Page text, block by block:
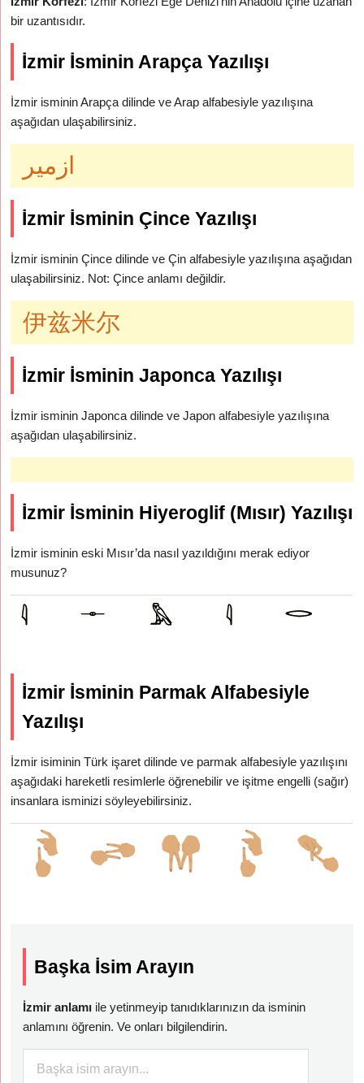
bir uzantısıdır.
İzmir İsminin Arapça Yazılışı
İzmir isminin Arapça dilinde ve Arap alfabesiyle yazılışına
aşağıdan ulaşabilirsiniz.
ازمير
İzmir İsminin Çince Yazılışı
İzmir isminin Çince dilinde ve Çin alfabesiyle yazılışına aşağıdan
ulaşabilirsiniz. Not: Çince anlamı değildir.
伊兹米尔
İzmir İsminin Japonca Yazılışı
İzmir isminin Japonca dilinde ve Japon alfabesiyle yazılışına
aşağıdan ulaşabilirsiniz.
İzmir İsminin Hiyeroglif (Mısır) Yazılışı
İzmir isminin eski Mısır’da nasıl yazıldığını merak ediyor
musunuz?
İzmir İsminin Parmak Alfabesiyle
Yazılışı
İzmir isiminin Türk işaret dilinde ve parmak alfabesiyle yazılışını
aşağıdaki hareketli resimlerle öğrenebilir ve işitme engelli (sağır)
insanlara isminizi söyleyebilirsiniz.
Başka İsim Arayın
İzmir anlamı ile yetinmeyip tanıdıklarınızın da isminin
anlamını öğrenin. Ve onları bilgilendirin.